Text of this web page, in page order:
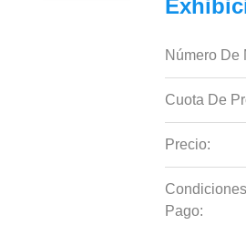
Número De
Cuota De
Precio:
Pago: